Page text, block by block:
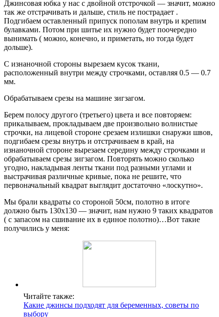
Джинсовая юбка у нас с двойной отстрочкой — значит, можно
так же отстрачивать и дальше, стиль не пострадает .
Подгибаем оставленный припуск пополам внутрь и крепим
булавками. Потом при шитье их нужно будет поочередно
вынимать ( можно, конечно, и приметать, но тогда будет
дольше).
С изнаночной стороны вырезаем кусок ткани,
расположенный внутри между строчками, оставляя 0.5 — 0.7
мм.
Обрабатываем срезы на машине зигзагом.
Берем полосу другого (третьего) цвета и все повторяем:
прикалываем, прокладываем две произвольно волнистые
строчки, на лицевой стороне срезаем излишки снаружи швов,
подгибаем срезы внутрь и отстрачиваем в край, на
изнаночной стороне вырезаем середину между строчками и
обрабатываем срезы зигзагом. Повторять можно сколько
угодно, накладывая ленты ткани под разными углами и
выстрачивая различные кривые, пока не решите, что
первоначальный квадрат выглядит достаточно «лоскутно».
Мы брали квадраты со стороной 50см, полотно в итоге
должно быть 130х130 — значит, нам нужно 9 таких квадратов
( с запасом на сшивание их в единое полотно)…Вот такие
получились у меня:
Читайте также:
Какие джинсы подходят для беременных, советы по
выбору